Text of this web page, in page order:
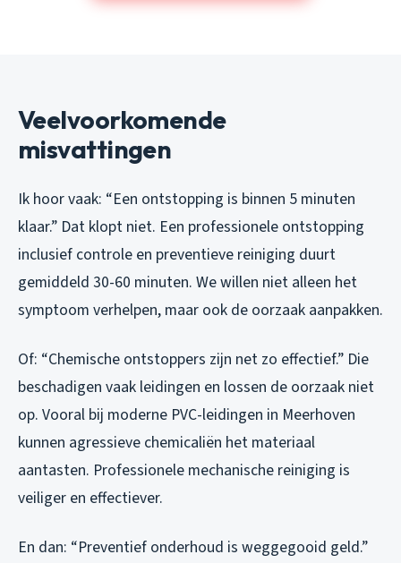
Veelvoorkomende
misvattingen
Ik hoor vaak: “Een ontstopping is binnen 5 minuten
klaar.” Dat klopt niet. Een professionele ontstopping
inclusief controle en preventieve reiniging duurt
gemiddeld 30-60 minuten. We willen niet alleen het
symptoom verhelpen, maar ook de oorzaak aanpakken.
Of: “Chemische ontstoppers zijn net zo effectief.” Die
beschadigen vaak leidingen en lossen de oorzaak niet
op. Vooral bij moderne PVC-leidingen in Meerhoven
kunnen agressieve chemicaliën het materiaal
aantasten. Professionele mechanische reiniging is
veiliger en effectiever.
En dan: “Preventief onderhoud is weggegooid geld.”